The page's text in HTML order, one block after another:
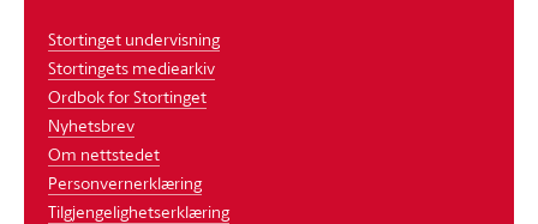
Stortinget undervisning
Stortingets mediearkiv
Ordbok for Stortinget
Nyhetsbrev
Om nettstedet
Personvernerklæring
Tilgjengelighetserklæring